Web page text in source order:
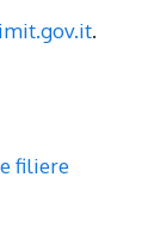
.
filiere